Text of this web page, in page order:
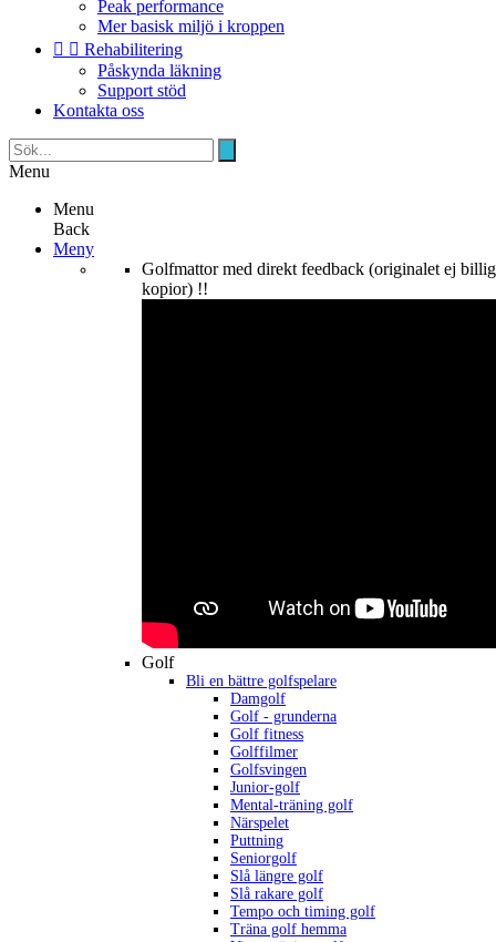
Peak performance
Mer basisk miljö i kroppen
  Rehabilitering
Påskynda läkning
Support stöd
Kontakta oss
Menu
Menu
Back
Meny
Golfmattor med direkt feedback (originalet ej
kopior) !!
Golf
Bli en bättre golfspelare
Damgolf
Golf - grunderna
Golf fitness
Golffilmer
Golfsvingen
Junior-golf
Mental-träning golf
Närspelet
Puttning
Seniorgolf
Slå längre golf
Slå rakare golf
Tempo och timing golf
Träna golf hemma